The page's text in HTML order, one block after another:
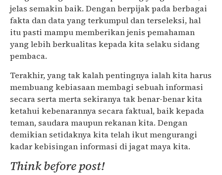
jelas semakin baik. Dengan berpijak pada berbagai
fakta dan data yang terkumpul dan terseleksi, hal
itu pasti mampu memberikan jenis pemahaman
yang lebih berkualitas kepada kita selaku sidang
pembaca.
Terakhir, yang tak kalah pentingnya ialah kita harus
membuang kebiasaan membagi sebuah informasi
secara serta merta sekiranya tak benar-benar kita
ketahui kebenarannya secara faktual, baik kepada
teman, saudara maupun rekanan kita. Dengan
demikian setidaknya kita telah ikut mengurangi
kadar kebisingan informasi di jagat maya kita.
Think before post!